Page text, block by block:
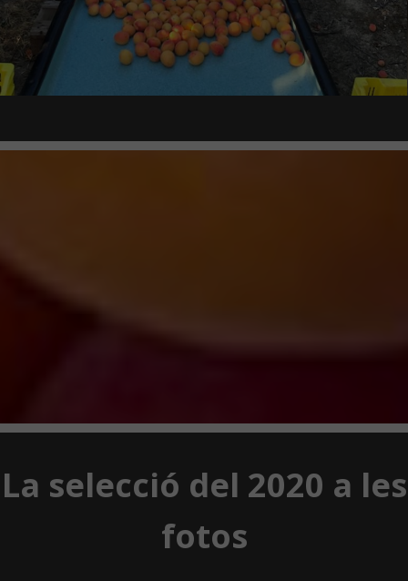
La selecció del 2020 a les
fotos